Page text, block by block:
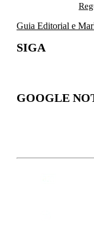
Guia Editorial e
SIGA
GOOGLE